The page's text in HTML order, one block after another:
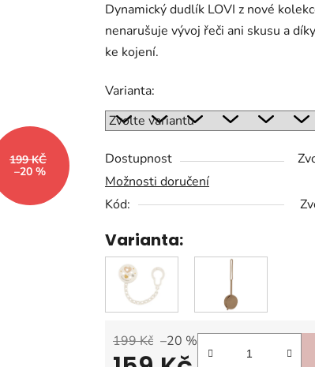
je
0,0
z
hvězdiček.
Dynamický dudlík LOVI z nové
nenarušuje vývoj řeči ani skusu a
ke kojení.
Varianta:
Dostupnost
Možnosti doručení
Kód:
Varianta:
199 Kč –20 %
199 KČ
–20 %